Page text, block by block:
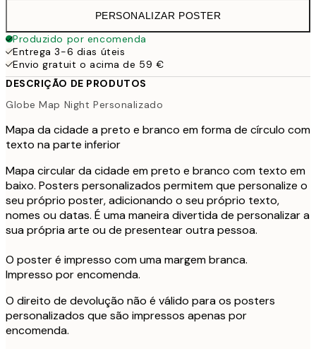
PERSONALIZAR POSTER
Produzido por encomenda
Entrega 3-6 dias úteis
Envio gratuit o acima de 59 €
DESCRIÇÃO DE PRODUTOS
Globe Map Night Personalizado
Mapa da cidade a preto e branco em forma de círculo com
texto na parte inferior
Mapa circular da cidade em preto e branco com texto em
baixo. Posters personalizados permitem que personalize o
seu próprio poster, adicionando o seu próprio texto,
nomes ou datas. É uma maneira divertida de personalizar a
sua própria arte ou de presentear outra pessoa.
O poster é impresso com uma margem branca.
Impresso por encomenda.
O direito de devolução não é válido para os posters
personalizados que são impressos apenas por
encomenda.